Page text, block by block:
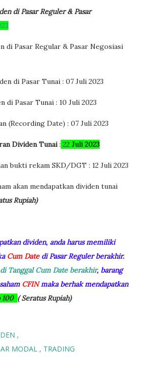
di Pasar Reguler & Pasar
di Pasar Regular & Pasar Negosiasi
di Pasar Tunai : 07 Juli 2023
di Pasar Tunai : 10 Juli 2023
(Recording Date) : 07 Juli 2023
Dividen Tunai: 22 Juli 2023
bukti rekam SKD/DGT : 12 Juli 2023
akan mendapatkan dividen tunai
Rupiah)
dividen, anda harus memiliki
Cum Datedi Pasar Reguler berakhir.
Tanggal Cum Date berakhir, barang
CFIN maka berhak mendapatkan
100 ( Seratus Rupiah)
MODAL
TRADING